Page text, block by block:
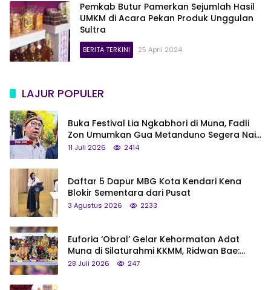
Pemkab Butur Pamerkan Sejumlah Hasil
UMKM di Acara Pekan Produk Unggulan
Sultra
BERITA TERKINI 25 April 2024
LAJUR POPULER
Buka Festival Lia Ngkabhori di Muna, Fadli
Zon Umumkan Gua Metanduno Segera Naik
Status Jadi Cagar Budaya Nasional
11 Juli 2026 2414
Daftar 5 Dapur MBG Kota Kendari Kena
Blokir Sementara dari Pusat
3 Agustus 2026 2233
Euforia ‘Obral’ Gelar Kehormatan Adat
Muna di Silaturahmi KKMM, Ridwan Bae:
Saya Bukan Tipe Begitu, Belum Pantas!
28 Juli 2026 247